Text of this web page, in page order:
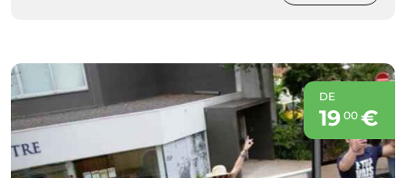
DE
19 00€